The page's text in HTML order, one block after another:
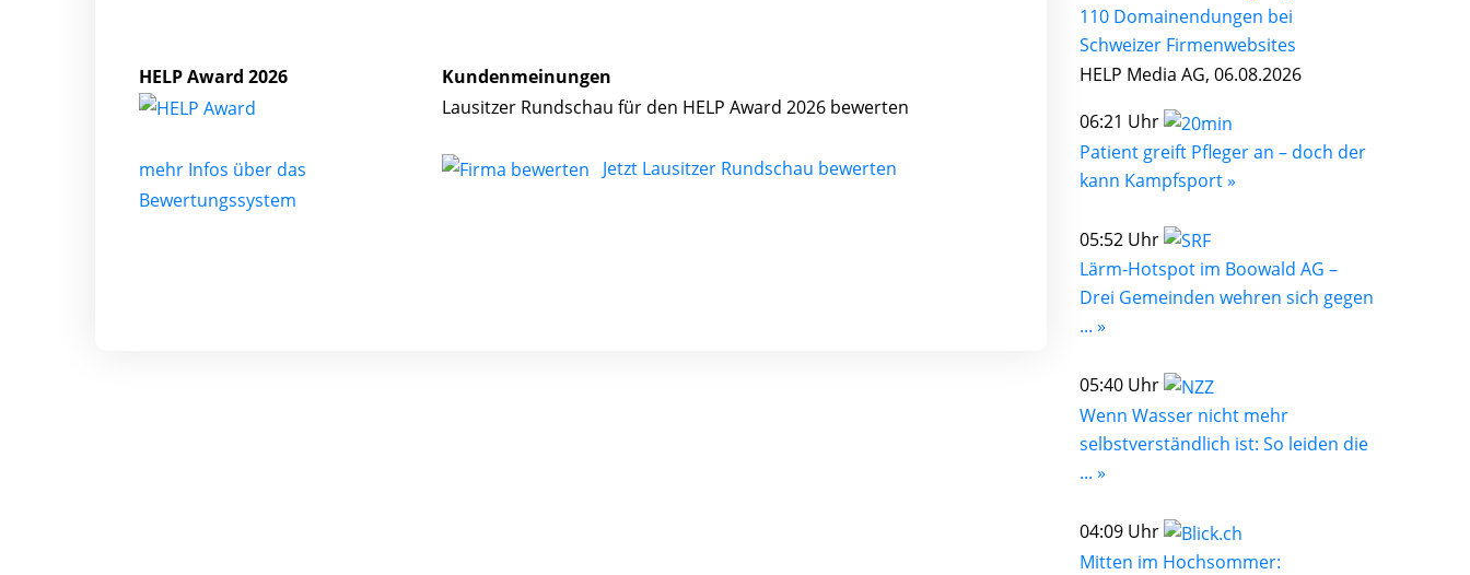
HELP Award 2026
mehr Infos über das
Bewertungssystem
Kundenmeinungen
Lausitzer Rundschau für den HELP Award 2026 bewerten
Jetzt Lausitzer Rundschau bewerten
110 Domainendungen bei
Schweizer Firmenwebsites
HELP Media AG, 06.08.2026
06:21 Uhr
Patient greift Pfleger an – doch der
kann Kampfsport »
05:52 Uhr
Lärm-Hotspot im Boowald AG –
Drei Gemeinden wehren sich gegen
... »
05:40 Uhr
Wenn Wasser nicht mehr
selbstverständlich ist: So leiden die
... »
04:09 Uhr
Mitten im Hochsommer: